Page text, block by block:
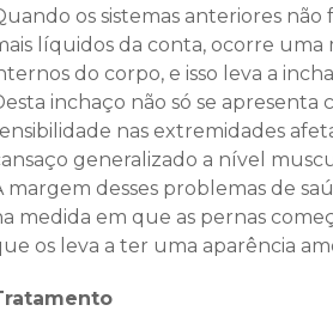
os sistemas anteriores
líquidos da conta, ocorre
do corpo, e isso leva a
inchaço não só se
nas extremidades
generalizado a nível
margem desses problemas de
medida em que as pernas
os leva a ter uma aparência